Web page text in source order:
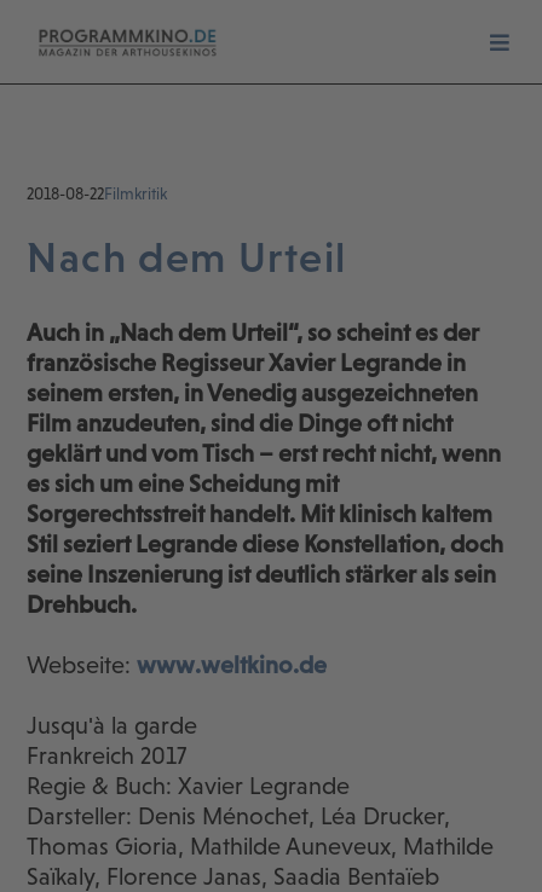
2018-08-22Filmkritik
Nach dem Urteil
Auch in „Nach dem Urteil“, so scheint es der
französische Regisseur Xavier Legrande in
seinem ersten, in Venedig ausgezeichneten
Film anzudeuten, sind die Dinge oft nicht
geklärt und vom Tisch – erst recht nicht, wenn
es sich um eine Scheidung mit
Sorgerechtsstreit handelt. Mit klinisch kaltem
Stil seziert Legrande diese Konstellation, doch
seine Inszenierung ist deutlich stärker als sein
Drehbuch.
Webseite:www.weltkino.de
Jusqu'à la garde
Frankreich 2017
Regie & Buch: Xavier Legrande
Darsteller: Denis Ménochet, Léa Drucker,
Thomas Gioria, Mathilde Auneveux, Mathilde
Saïkaly, Florence Janas, Saadia Bentaïeb